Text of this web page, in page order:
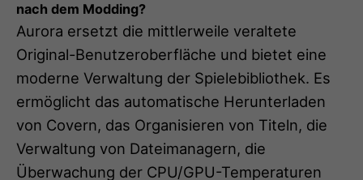
nach dem Modding?
Aurora ersetzt die mittlerweile veraltete
Original-Benutzeroberfläche und bietet eine
moderne Verwaltung der Spielebibliothek. Es
ermöglicht das automatische Herunterladen
von Covern, das Organisieren von Titeln, die
Verwaltung von Dateimanagern, die
Überwachung der CPU/GPU-Temperaturen